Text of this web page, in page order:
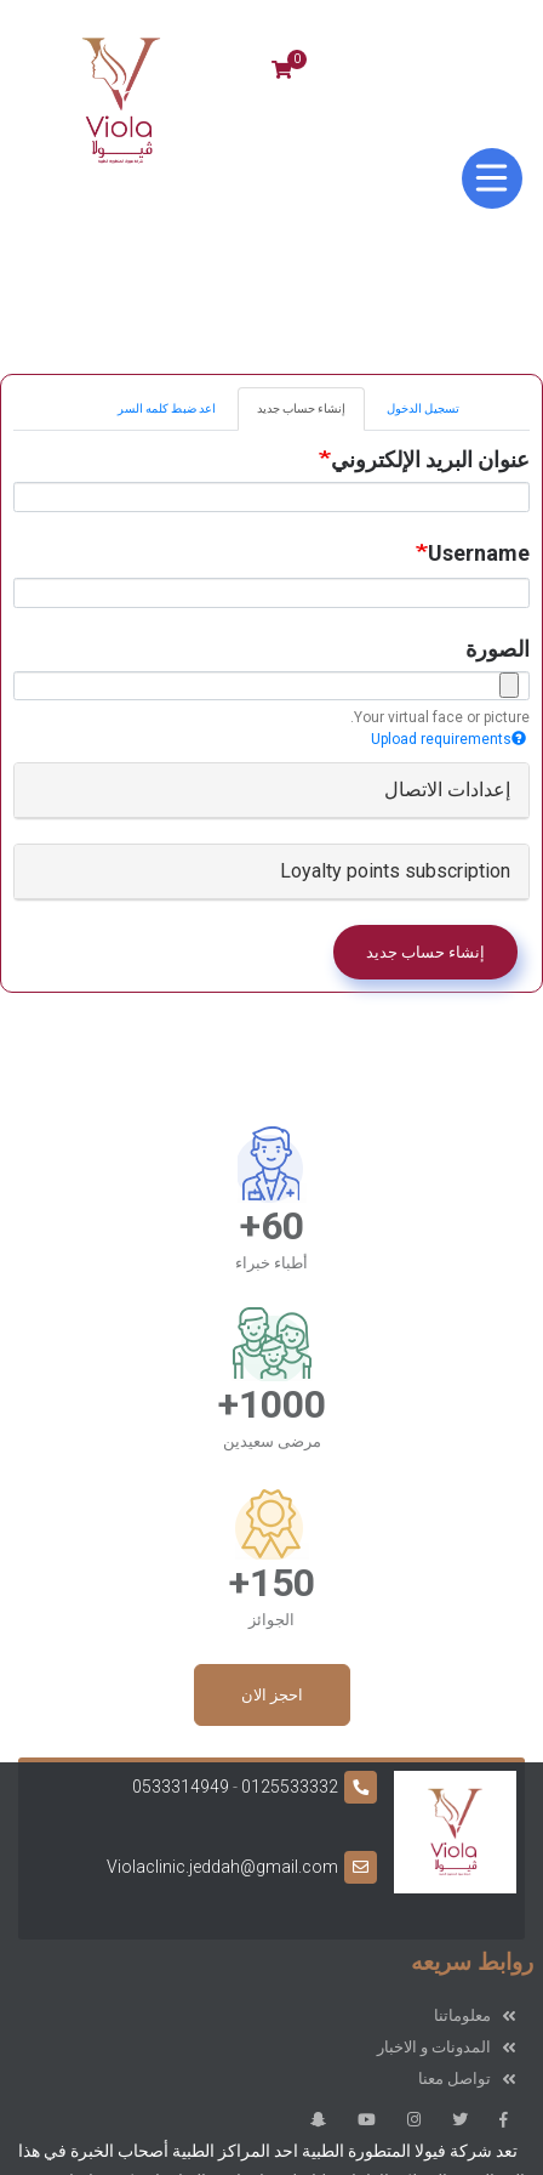
0
Primary
tabs
تسجيل الدخول إنشاء حساب جديد اعد ضبط كلمه السر
عنوان البريد الإلكتروني
Username
الصورة
Your virtual face or picture.
Upload requirements
إعدادات الاتصال
Loyalty points subscription
إنشاء حساب جديد
60+
أطباء خبراء
1000+
مرضى سعيدين
150+
الجوائز
احجز الان
0125533332
-
0533314949
Violaclinic.jeddah@gmail.com
روابط سريعه
معلوماتنا
المدونات و الاخبار
تواصل معنا
تعد شركة فيولا المتطورة الطبية احد المراكز الطبية أصحاب الخبرة في هذا